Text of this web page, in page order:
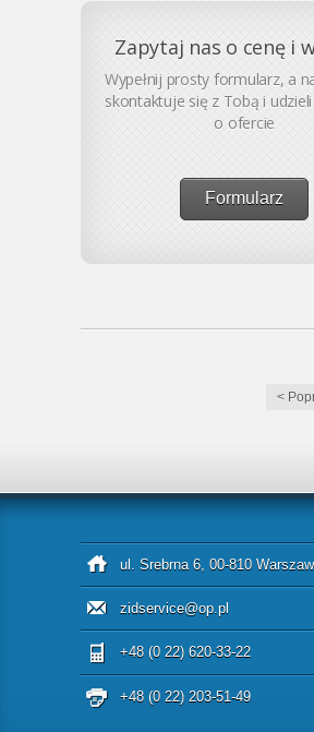
Zapytaj nas o cenę i
Wypełnij prosty formularz, a
skontaktuje się z Tobą i
o ofercie
Formularz
<
ul. Srebrna 6, 00-810
zidservice@op.pl
+48 (0 22) 620-33-22
+48 (0 22) 203-51-49